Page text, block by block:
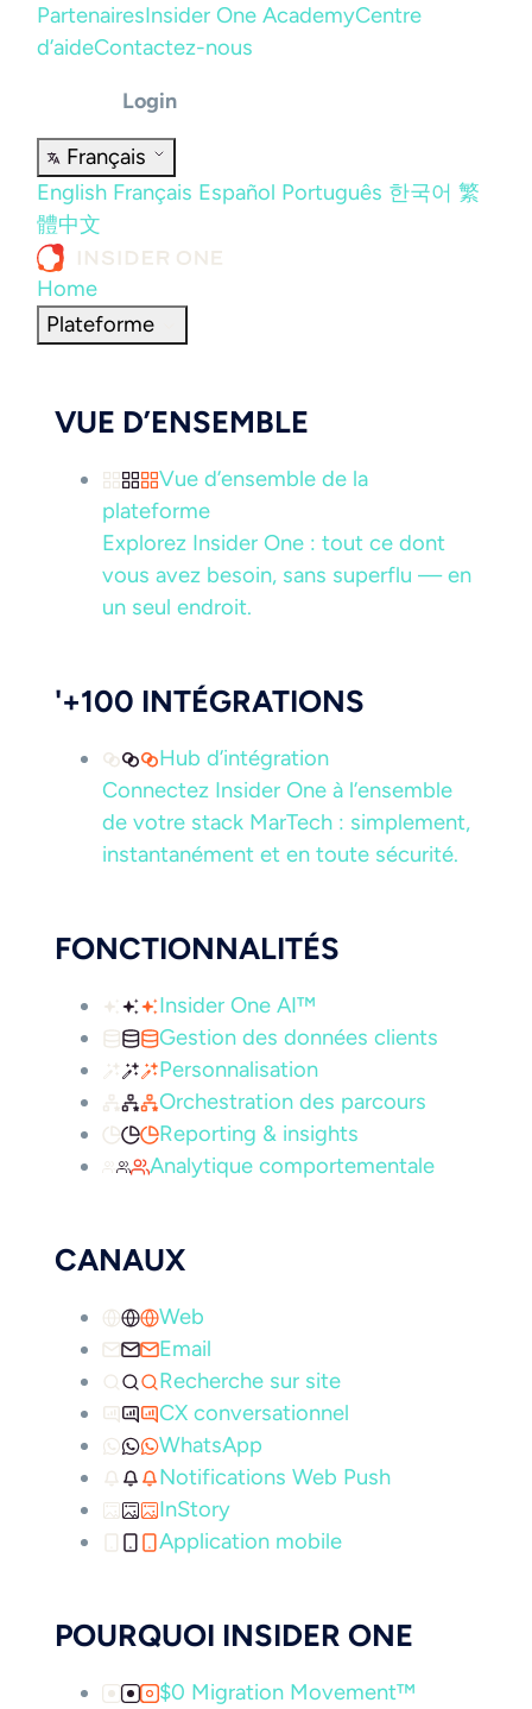
PartenairesInsider One AcademyCentre
d’aideContactez-nous
Login
Français
English Français Español Português 한국어 繁
體中文
Home
Plateforme
VUE D’ENSEMBLE
Vue d’ensemble de la
plateforme
Explorez Insider One : tout ce dont
vous avez besoin, sans superflu — en
un seul endroit.
'+100 INTÉGRATIONS
Hub d’intégration
Connectez Insider One à l’ensemble
de votre stack MarTech : simplement,
instantanément et en toute sécurité.
FONCTIONNALITÉS
Insider One AI™
Gestion des données clients
Personnalisation
Orchestration des parcours
Reporting & insights
Analytique comportementale
CANAUX
Web
Email
Recherche sur site
CX conversationnel
WhatsApp
Notifications Web Push
InStory
Application mobile
POURQUOI INSIDER ONE
$0 Migration Movement™